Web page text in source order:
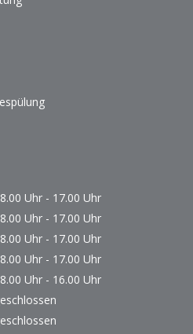
Uhr - 17.00 Uhr
Uhr - 17.00 Uhr
Uhr - 17.00 Uhr
Uhr - 17.00 Uhr
Uhr - 16.00 Uhr